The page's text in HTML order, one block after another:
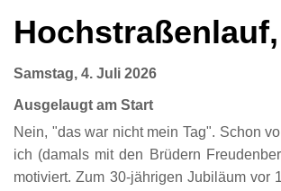
Samstag, 4. Juli 2026
Ausgelaugt am Start
Nein, "das war nicht mein Tag". Schon
ich (damals mit den Brüdern
motiviert. Zum 30-jährigen Jubiläum vor